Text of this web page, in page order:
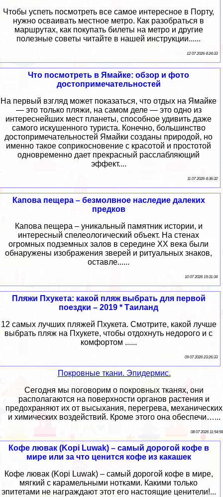
Чтобы успеть посмотреть все самое интересное в Порту,
нужно осваивать местное метро. Как разобраться в
маршрутах, как покупать билеты на метро и другие
полезные советы читайте в нашей инструкции......
12 07 2026 4:24:33
Что посмотреть в Ямайке: обзор и фото
достопримечательностей
На первый взгляд может показаться, что отдых на Ямайке
— это только пляжи, на самом деле — это одно из
интереснейших мест планеты, способное удивить даже
самого искушенного туриста. Конечно, большинство
достопримечательностей Ямайки созданы природой, но
именно такое соприкосновение с красотой и простотой
одновременно дает прекрасный расслабляющий
эффект....
11 07 2026 4:36:32
Капова пещера – безмолвное наследие далеких
предков
Капова пещера – уникальный памятник истории, и
интересный спелеологический объект. На стенах
огромных подземных залов в середине XX века были
обнаружены изображения зверей и ритуальных знаков,
оставле......
10 07 2026 19:31:34
Пляжи Пхукета: какой пляж выбрать для первой
поездки – 2019 * Таиланд
12 самых лучших пляжей Пхукета. Смотрите, какой лучше
выбрать пляж на Пхукете, чтобы отдохнуть недорого и с
комфортом ......
09 07 2026 23:26:33
Покровные ткани. Эпидермис.
Сегодня мы поговорим о покровных тканях, они
располагаются на поверхности органов растения и
пpeдoxpaняют их от высыхания, перегрева, механических
и химических воздействий. Кроме этого она обеспечи…...
08 07 2026 11:54:58
Кофе лювак (Kopi Luwak) – самый дорогой кофе в
мире или за что ценится кофе из какашек
Кофе лювак (Kopi Luwak) – самый дорогой кофе в мире,
мягкий с карамельными нотками. Какими только
эпитетами не награждают этот его настоящие ценители!...